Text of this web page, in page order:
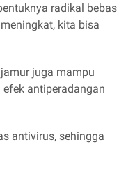
radikal bebas
kita bisa
juga mampu
antiperadangan
antivirus, sehingga